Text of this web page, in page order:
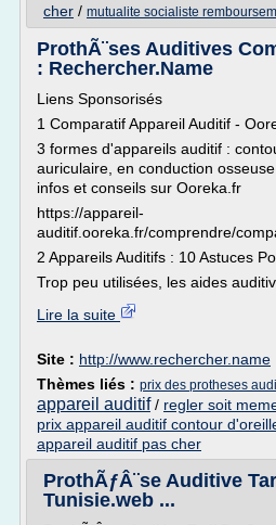
cher / mutualite socialiste
ProthÃ¨ses Auditives
: Rechercher.Name
Liens Sponsorisés
1 Comparatif Appareil Auditif -
3 formes d'appareils auditif :
auriculaire, en conduction
infos et conseils sur Ooreka.fr
https://appareil-
auditif.ooreka.fr/comprendre/
2 Appareils Auditifs : 10 Astuces
Trop peu utilisées, les aides
Lire la suite
Site : http://www.rechercher.name
Thèmes liés : prix des protheses
appareil auditif/ regler soit
prix appareil auditif contour
appareil auditif pas cher
ProthÃƒÂ¨se Auditive
Tunisie.web ...